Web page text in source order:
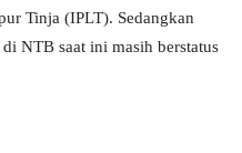
Tinja (IPLT). Sedangkan
NTB saat ini masih berstatus